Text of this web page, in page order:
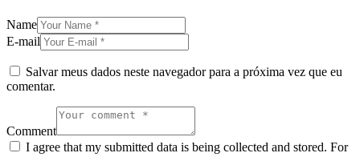
Name
E-mail
Salvar meus dados neste navegador para a próxima vez que eu
comentar.
Comment
I agree that my submitted data is being collected and stored. For